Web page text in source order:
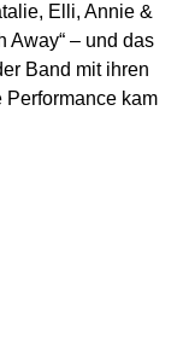
Elli, Annie &
Away“ – und das
Band mit ihren
Performance kam